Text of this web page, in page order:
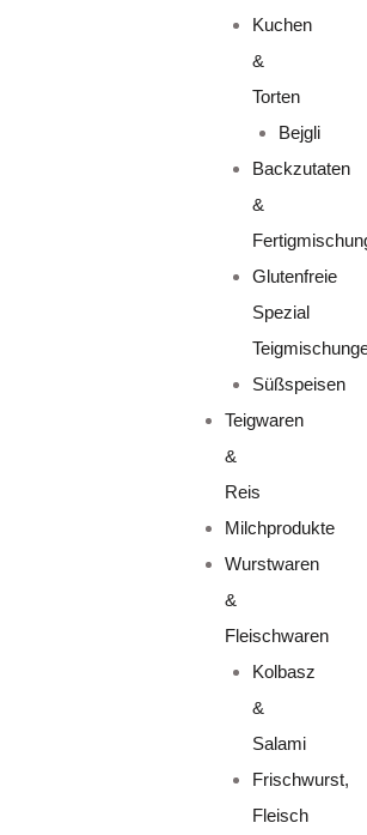
Kuchen
&
Torten
Bejgli
Backzutaten
&
Glutenfreie
Spezial
Süßspeisen
Teigwaren
&
Reis
Milchprodukte
Wurstwaren
&
Fleischwaren
Kolbasz
&
Salami
Frischwurst,
Fleisch